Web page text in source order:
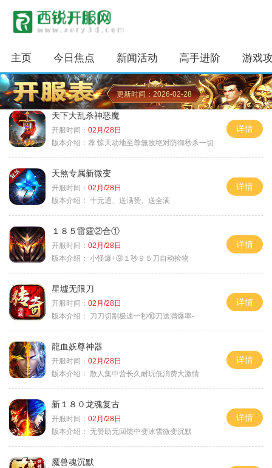
主页 今日焦点 新闻活动 高手进阶 游戏
更新时间：2026-02-28
天下大乱杀神恶魔
开服时间： 02月/28日
版本介绍： 荐 惊天动地至尊無敌绝对防御秒杀一切
详情
天煞专属新微变
开服时间： 02月/28日
版本介绍： 十元通、送满赞、送全满
详情
１８５雷霆②合①
开服时间： 02月/28日
版本介绍： 小怪爆+⑨１秒９５刀自动捡物
详情
星墟无限刀
开服时间： 02月/28日
版本介绍：
刀刀切割极速一秒⑩刀送满爆率-
详情
龍血妖尊神器
开服时间： 02月/28日
版本介绍： 散人集中营长久耐玩低消费大激情
详情
新１８０龙魂复古
开服时间： 02月/28日
版本介绍： 无赞助无回馈中变冰雪微变沉默
详情
魔兽魂沉默